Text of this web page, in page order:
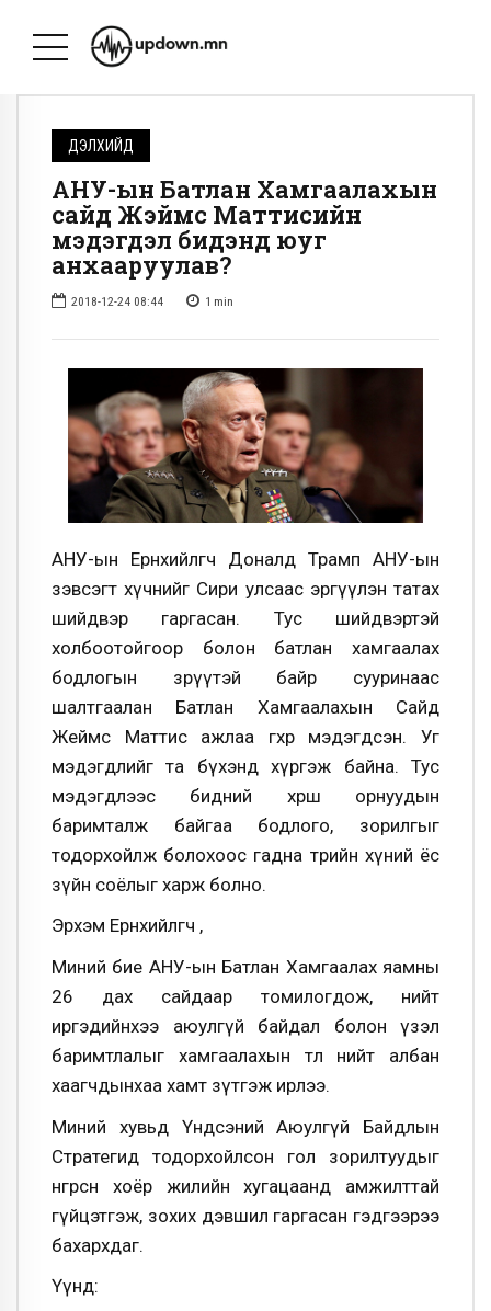
ДЭЛХИЙД
АНУ-ын Батлан Хамгаалахын
сайд Жэймс Маттисийн
мэдэгдэл бидэнд юуг
анхааруулав?
2018-12-24 08:44 1 min
АНУ-ын Ерөнхийлөгч Доналд Трамп АНУ-ын
зэвсэгт хүчнийг Сири улсаас эргүүлэн татах
шийдвэр гаргасан. Тус шийдвэртэй
холбоотойгоор болон батлан хамгаалах
бодлогын зөрүүтэй байр сууринаас
шалтгаалан Батлан Хамгаалахын Сайд
Жеймс Маттис ажлаа өгөхөөр мэдэгдсэн. Уг
мэдэгдлийг та бүхэнд хүргэж байна. Тус
мэдэгдлээс бидний хөрш орнуудын
баримталж байгаа бодлого, зорилгыг
тодорхойлж болохоос гадна төрийн хүний ёс
зүйн соёлыг харж болно.
Эрхэм Ерөнхийлөгч өө,
Миний бие АНУ-ын Батлан Хамгаалах яамны
26 дах сайдаар томилогдож, нийт
иргэдийнхээ аюулгүй байдал болон үзэл
баримтлалыг хамгаалахын төлөө нийт албан
хаагчдынхаа хамт зүтгэж ирлээ.
Миний хувьд Үндсэний Аюулгүй Байдлын
Стратегид тодорхойлсон гол зорилтуудыг
өнгөрсөн хоёр жилийн хугацаанд амжилттай
гүйцэтгэж, зохих дэвшил гаргасан гэдгээрээ
бахархдаг.
Үүнд: